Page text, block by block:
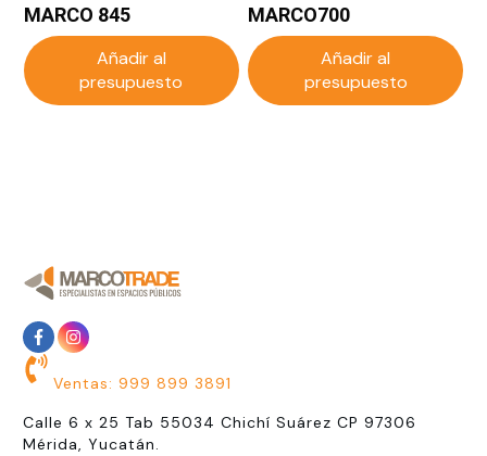
MARCO 845
Añadir al
presupuesto
MARCO700
Añadir al
presupuesto
Ventas: 999 899 3891
Calle 6 x 25 Tab 55034 Chichí Suárez CP 97306
Mérida, Yucatán.